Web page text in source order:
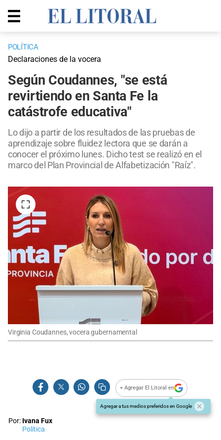
POLÍTICA
Declaraciones de la vocera
Según Coudannes, "se está
revirtiendo en Santa Fe la
catástrofe educativa"
Lo dijo a partir de los resultados de las pruebas de
aprendizaje sobre fluidez lectora que se darán a
conocer el próximo lunes. Dicho test se realizó en el
marco del Plan Provincial de Alfabetización "Raíz".
Virginia Coudannes, vocera gubernamental
+ Agregar El Litoral en
Agregar a tus medios preferidos en Google
Por: Ivana Fux
Política